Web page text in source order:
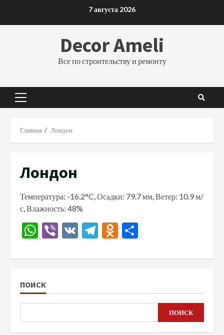
7 августа 2026
Decor Ameli
Все по строительству и ремонту
Основное
Главная Лондон
Лондон
Температура: -16.2°C, Осадки: 79.7 мм, Ветер: 10.9 м/
с, Влажность: 48%
WhatsApp
Viber
VK Telegram
Odnoklassniki
ПОИСК
ПОИСК